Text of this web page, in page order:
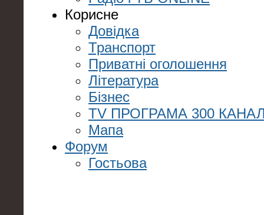
Корисне
Довідка
Транспорт
Приватні оголошення
Література
Бізнес
TV ПРОГРАМА 300
Мапа
Форум
Гостьова